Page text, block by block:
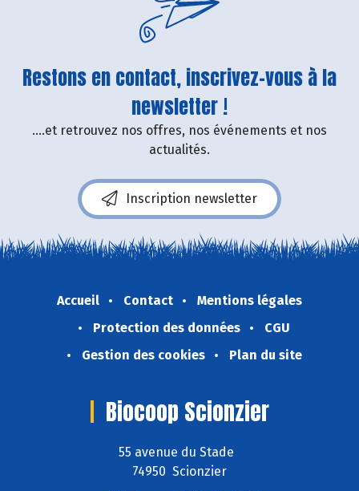
Restons en contact, inscrivez-vous à la
newsletter !
....et retrouvez nos offres, nos événements et nos
actualités.
Inscription newsletter
Accueil Contact
Mentions légales
Protection des données
CGU
Gestion des cookies
Plan du site
Biocoop Scionzier
55 avenue du Stade
74950 Scionzier